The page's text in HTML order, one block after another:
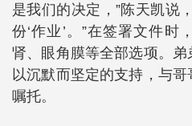
是我们的决定，”陈天凯说
份‘作业’。”在签署文件时
肾、眼角膜等全部选项。
以沉默而坚定的支持，与
嘱托。